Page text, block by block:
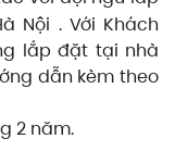
Nội . Với Khách
lắp đặt tại nhà
dẫn kèm theo
2 năm.